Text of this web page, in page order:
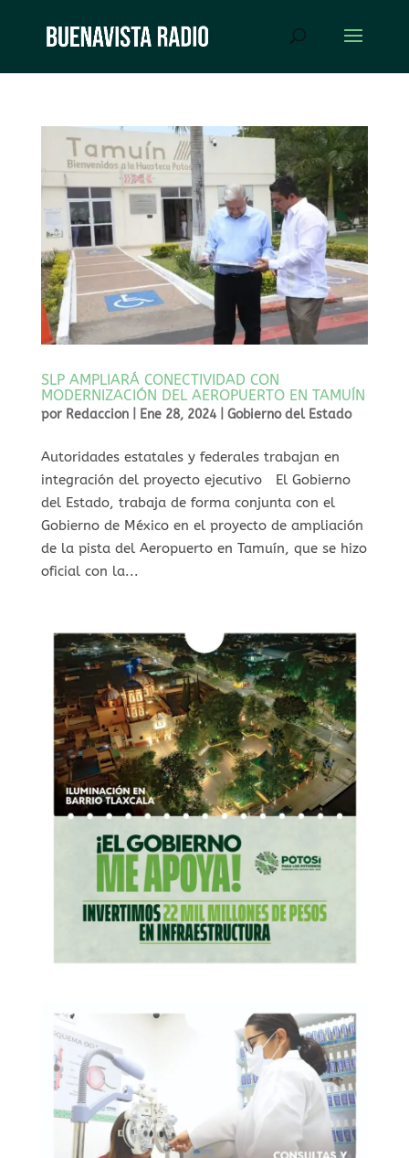
SLP AMPLIARÁ CONECTIVIDAD CON
MODERNIZACIÓN DEL AEROPUERTO EN TAMUÍN
por Redaccion| Ene 28, 2024| Gobierno del Estado
Autoridades estatales y federales trabajan en
integración del proyecto ejecutivo El Gobierno
del Estado, trabaja de forma conjunta con el
Gobierno de México en el proyecto de ampliación
de la pista del Aeropuerto en Tamuín, que se hizo
oficial con la...